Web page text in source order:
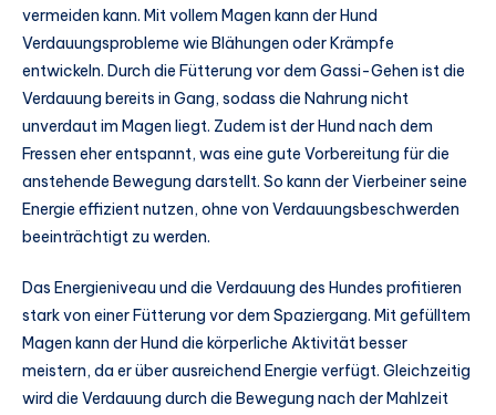
vermeiden kann. Mit vollem Magen kann der Hund
Verdauungsprobleme wie Blähungen oder Krämpfe
entwickeln. Durch die Fütterung vor dem Gassi-Gehen ist die
Verdauung bereits in Gang, sodass die Nahrung nicht
unverdaut im Magen liegt. Zudem ist der Hund nach dem
Fressen eher entspannt, was eine gute Vorbereitung für die
anstehende Bewegung darstellt. So kann der Vierbeiner seine
Energie effizient nutzen, ohne von Verdauungsbeschwerden
beeinträchtigt zu werden.
Das Energieniveau und die Verdauung des Hundes profitieren
stark von einer Fütterung vor dem Spaziergang. Mit gefülltem
Magen kann der Hund die körperliche Aktivität besser
meistern, da er über ausreichend Energie verfügt. Gleichzeitig
wird die Verdauung durch die Bewegung nach der Mahlzeit